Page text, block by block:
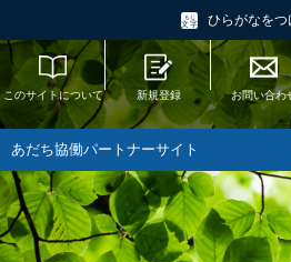
ひらがなをつ
このサイトについて 新規登録 お問い合わ
あだち協働パートナーサイト